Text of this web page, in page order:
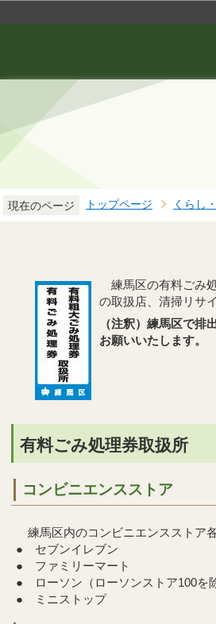
現在のページ トップページ くらし
練馬区の有料ごみ
の取扱店、清掃リサ
（注釈）練馬区で
お願いいたします。
有料ごみ処理券取扱所
コンビニエンスストア
練馬区内のコンビニエンスストア
● セブンイレブン
● ファミリーマート
● ローソン（ローソンストア100を
● ミニストップ